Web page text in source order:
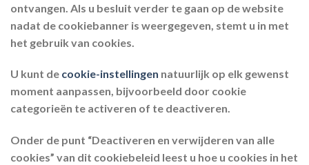
ontvangen. Als u besluit verder te gaan op de website
nadat de cookiebanner is weergegeven, stemt u in met
het gebruik van cookies.
U kunt de cookie-instellingen natuurlijk op elk gewenst
moment aanpassen, bijvoorbeeld door cookie
categorieën te activeren of te deactiveren.
Onder de punt “Deactiveren en verwijderen van alle
cookies” van dit cookiebeleid leest u hoe u cookies in het